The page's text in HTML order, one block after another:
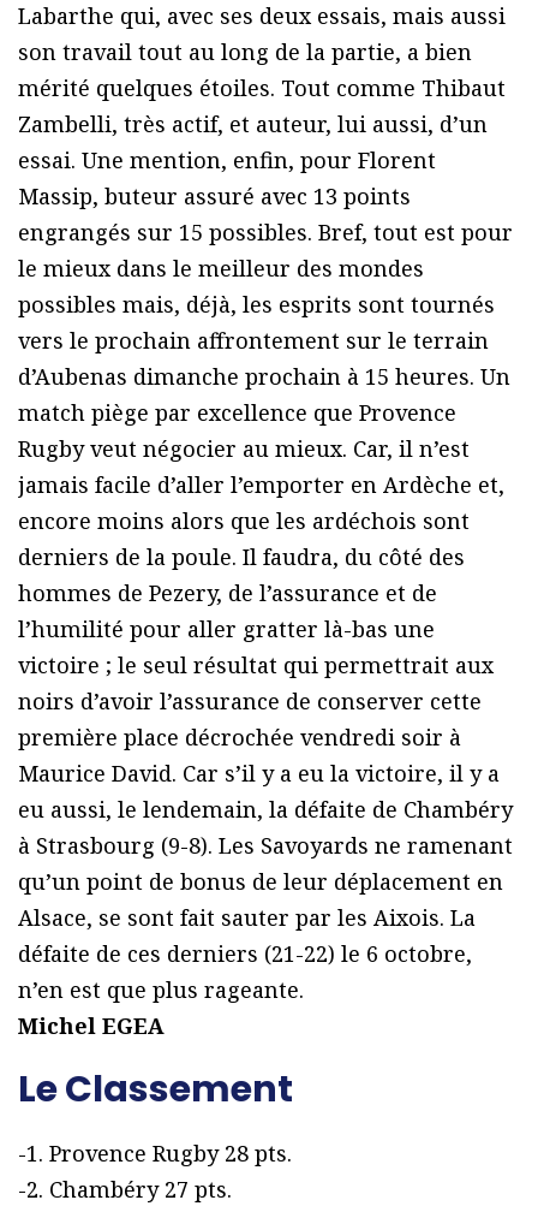
Labarthe qui, avec ses deux essais, mais aussi
son travail tout au long de la partie, a bien
mérité quelques étoiles. Tout comme Thibaut
Zambelli, très actif, et auteur, lui aussi, d’un
essai. Une mention, enfin, pour Florent
Massip, buteur assuré avec 13 points
engrangés sur 15 possibles. Bref, tout est pour
le mieux dans le meilleur des mondes
possibles mais, déjà, les esprits sont tournés
vers le prochain affrontement sur le terrain
d’Aubenas dimanche prochain à 15 heures. Un
match piège par excellence que Provence
Rugby veut négocier au mieux. Car, il n’est
jamais facile d’aller l’emporter en Ardèche et,
encore moins alors que les ardéchois sont
derniers de la poule. Il faudra, du côté des
hommes de Pezery, de l’assurance et de
l’humilité pour aller gratter là-bas une
victoire ; le seul résultat qui permettrait aux
noirs d’avoir l’assurance de conserver cette
première place décrochée vendredi soir à
Maurice David. Car s’il y a eu la victoire, il y a
eu aussi, le lendemain, la défaite de Chambéry
à Strasbourg (9-8). Les Savoyards ne ramenant
qu’un point de bonus de leur déplacement en
Alsace, se sont fait sauter par les Aixois. La
défaite de ces derniers (21-22) le 6 octobre,
n’en est que plus rageante.
Michel EGEA
Le Classement
-1. Provence Rugby 28 pts.
-2. Chambéry 27 pts.